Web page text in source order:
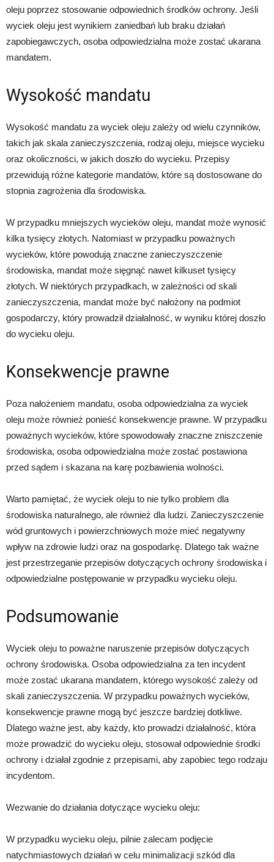
oleju poprzez stosowanie odpowiednich środków ochrony. Jeśli
wyciek oleju jest wynikiem zaniedbań lub braku działań
zapobiegawczych, osoba odpowiedzialna może zostać ukarana
mandatem.
Wysokość mandatu
Wysokość mandatu za wyciek oleju zależy od wielu czynników,
takich jak skala zanieczyszczenia, rodzaj oleju, miejsce wycieku
oraz okoliczności, w jakich doszło do wycieku. Przepisy
przewidują różne kategorie mandatów, które są dostosowane do
stopnia zagrożenia dla środowiska.
W przypadku mniejszych wycieków oleju, mandat może wynosić
kilka tysięcy złotych. Natomiast w przypadku poważnych
wycieków, które powodują znaczne zanieczyszczenie
środowiska, mandat może sięgnąć nawet kilkuset tysięcy
złotych. W niektórych przypadkach, w zależności od skali
zanieczyszczenia, mandat może być nałożony na podmiot
gospodarczy, który prowadził działalność, w wyniku której doszło
do wycieku oleju.
Konsekwencje prawne
Poza nałożeniem mandatu, osoba odpowiedzialna za wyciek
oleju może również ponieść konsekwencje prawne. W przypadku
poważnych wycieków, które spowodowały znaczne zniszczenie
środowiska, osoba odpowiedzialna może zostać postawiona
przed sądem i skazana na karę pozbawienia wolności.
Warto pamiętać, że wyciek oleju to nie tylko problem dla
środowiska naturalnego, ale również dla ludzi. Zanieczyszczenie
wód gruntowych i powierzchniowych może mieć negatywny
wpływ na zdrowie ludzi oraz na gospodarkę. Dlatego tak ważne
jest przestrzeganie przepisów dotyczących ochrony środowiska i
odpowiedzialne postępowanie w przypadku wycieku oleju.
Podsumowanie
Wyciek oleju to poważne naruszenie przepisów dotyczących
ochrony środowiska. Osoba odpowiedzialna za ten incydent
może zostać ukarana mandatem, którego wysokość zależy od
skali zanieczyszczenia. W przypadku poważnych wycieków,
konsekwencje prawne mogą być jeszcze bardziej dotkliwe.
Dlatego ważne jest, aby każdy, kto prowadzi działalność, która
może prowadzić do wycieku oleju, stosował odpowiednie środki
ochrony i działał zgodnie z przepisami, aby zapobiec tego rodzaju
incydentom.
Wezwanie do działania dotyczące wycieku oleju:
W przypadku wycieku oleju, pilnie zalecam podjęcie
natychmiastowych działań w celu minimalizacji szkód dla